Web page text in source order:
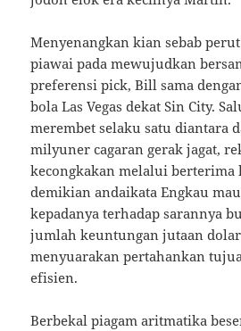
Menyenangkan kian sebab
piawai pada mewujudkan
preferensi pick, Bill sama
bola Las Vegas dekat Sin City.
merembet selaku satu diantara
milyuner cagaran gerak jagat,
kecongkakan melalui berterima
demikian andaikata Engkau
kepadanya terhadap sarannya
jumlah keuntungan jutaan
menyuarakan pertahankan
efisien.
Berbekal piagam aritmatika